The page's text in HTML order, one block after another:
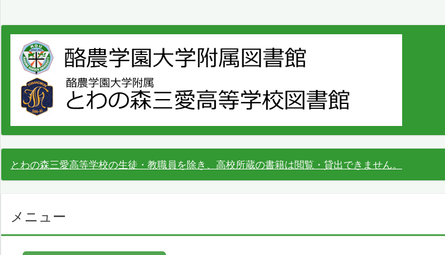
とわの森三愛高等学校の生徒・教職員を除き、高校所蔵の書籍は閲覧・貸出できません。
メニュー